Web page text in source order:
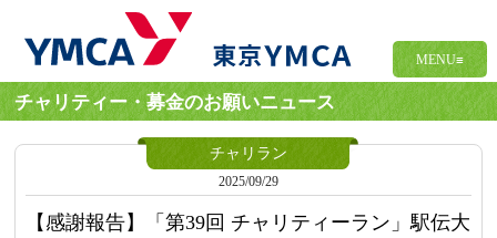
MENU≡
チャリティー・募金のお願いニュース
チャリラン
2025/09/29
【感謝報告】「第39回 チャリティーラン」駅伝大